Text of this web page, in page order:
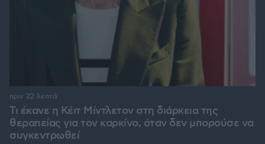
Τι έκανε η Κέιτ Μίντλετον στη διάρκεια της
θεραπείας για τον καρκίνο, όταν δεν μπορούσε να
συγκεντρωθεί
πριν 22 λεπτά